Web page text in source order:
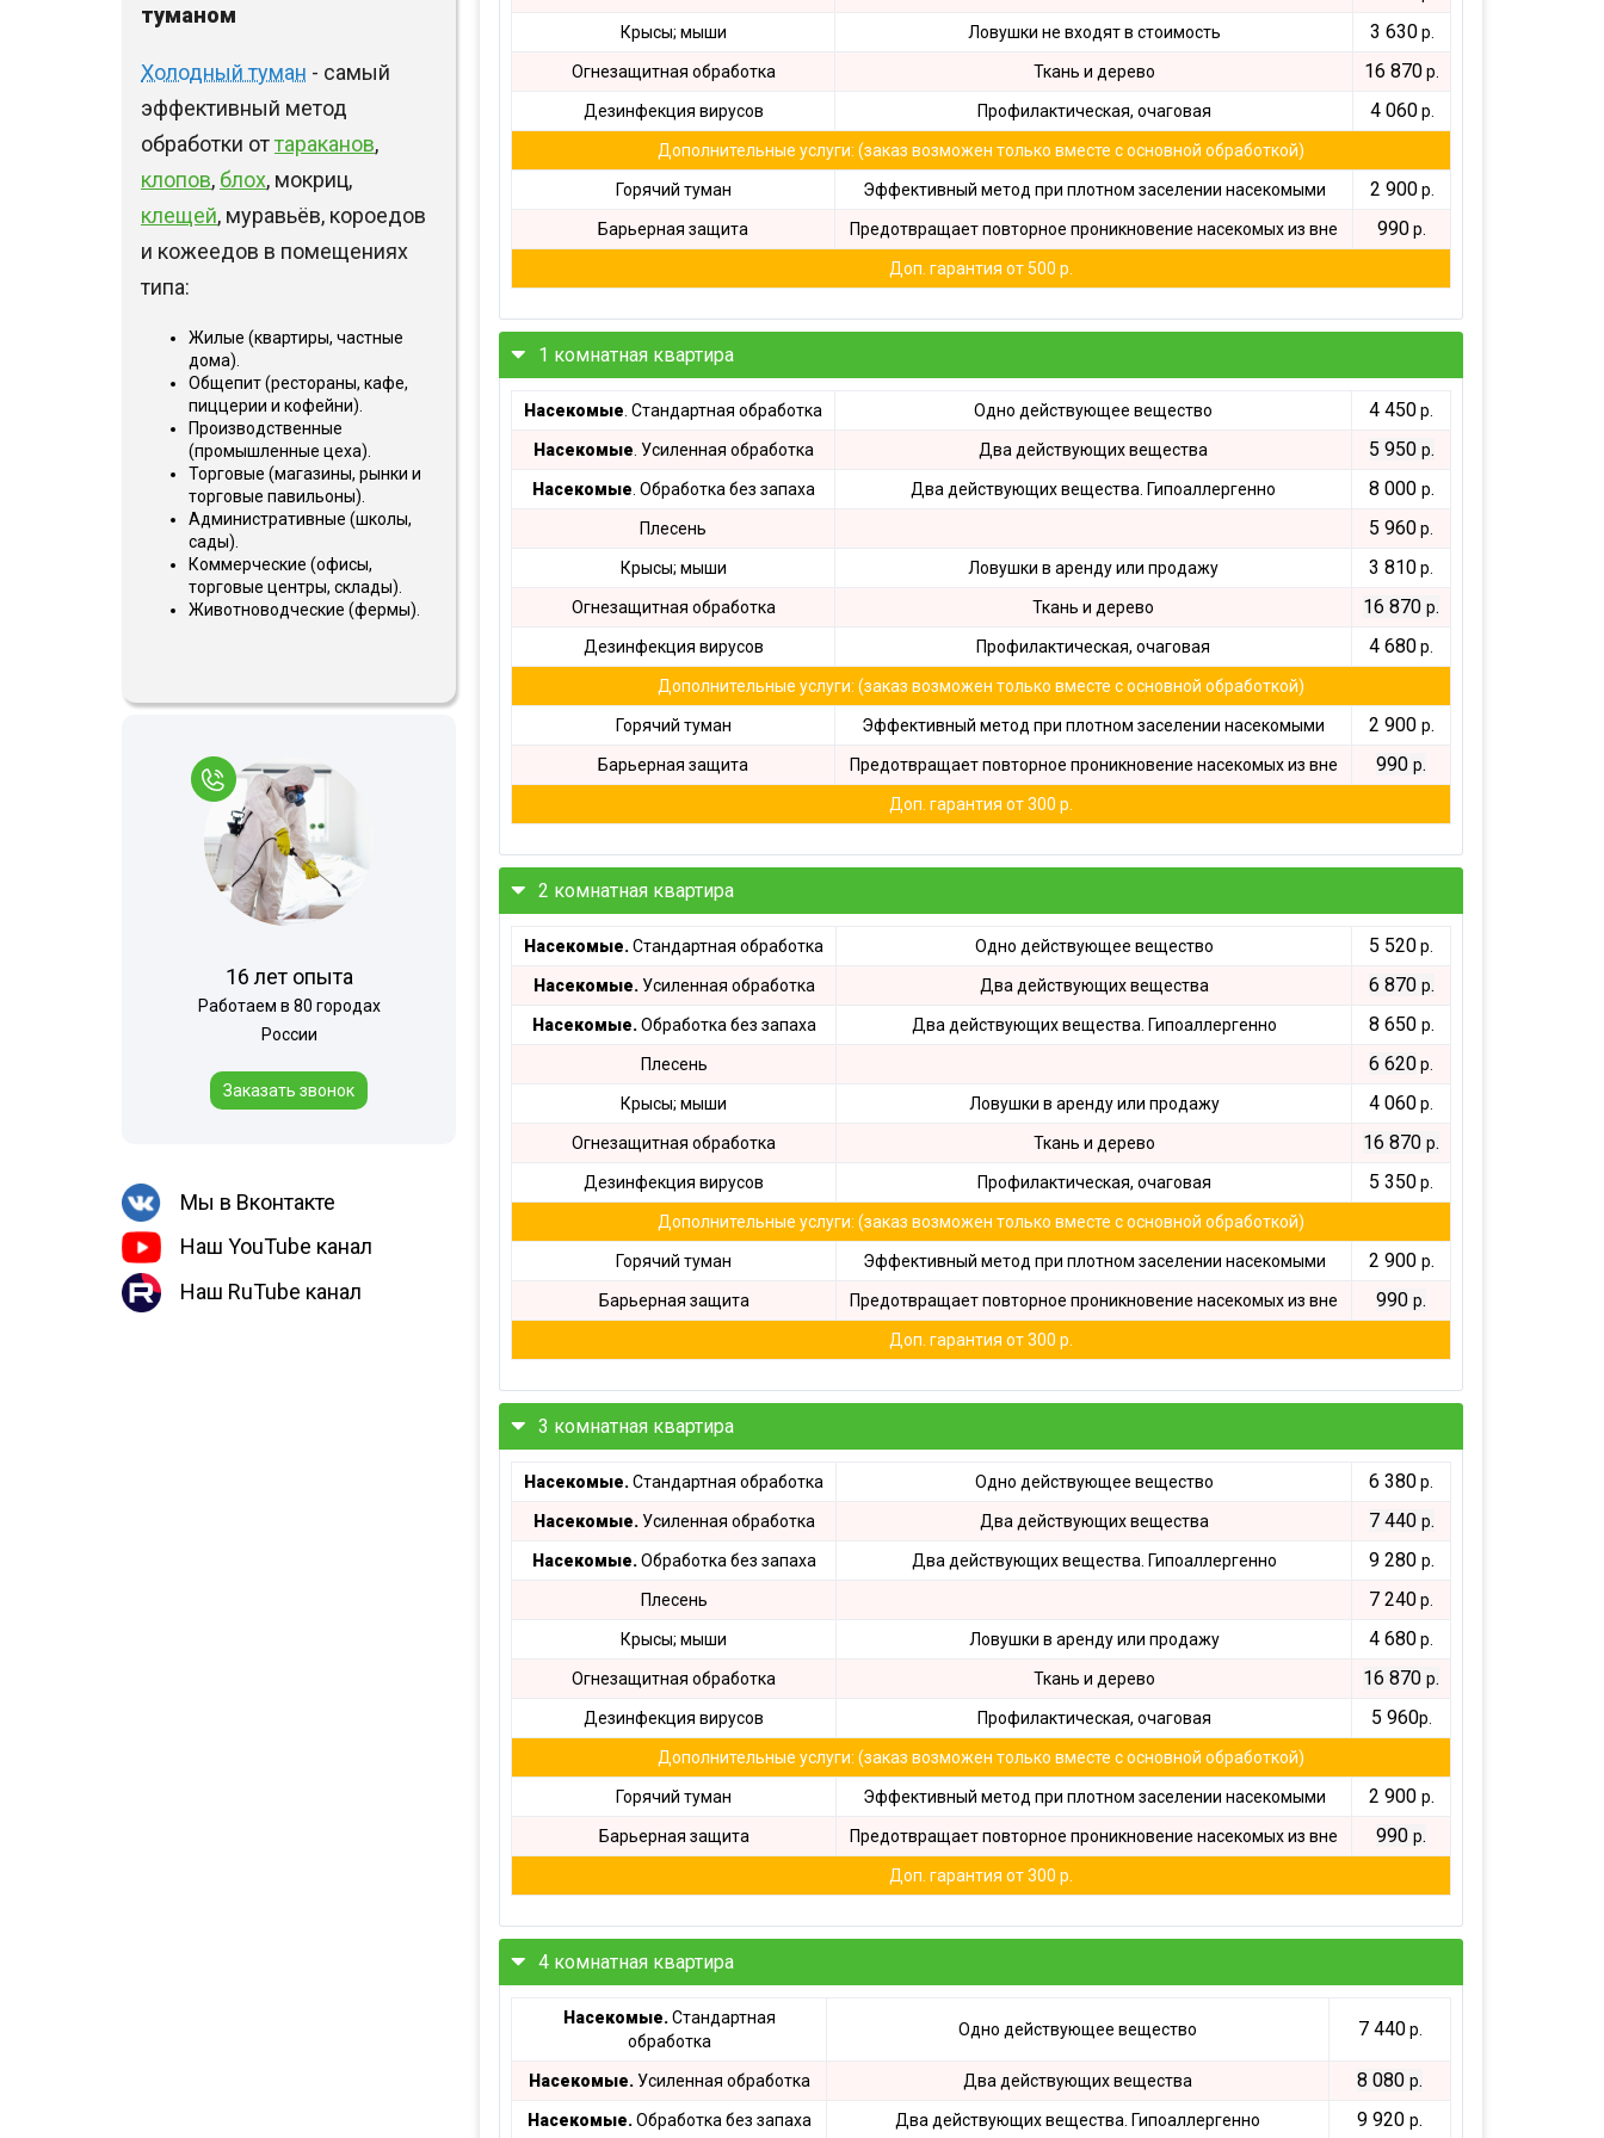
Шершни
Дезинсекция помещений
Чешуйницы
Многоквартирный дом
Обработка кондитерского
цеха
Дезинфекция вагонов
Дезинфекция
холодильников
туманом
Холодный туман - самый
эффективный метод
обработки оттараканов,
клопов, блох, мокриц,
клещей, муравьёв, короедов
и кожеедов в помещениях
типа:
Жилые (квартиры, частные
дома).
Общепит (рестораны, кафе,
пиццерии и кофейни).
Производственные
(промышленные цеха).
Торговые (магазины, рынки и
торговые павильоны).
Административные (школы,
сады).
Коммерческие (офисы,
торговые центры, склады).
Животноводческие (фермы).
16 лет опыта
Работаем в 80 городах
России
Заказать звонок
Мы в Вконтакте
Наш YouTube канал
Наш RuTube канал
Крысы; мыши Ловушки не входят в стоимость 3 630р.
Огнезащитная обработка Ткань и дерево 16 870р.
Дезинфекция вирусов Профилактическая, очаговая 4 060р.
Дополнительные услуги: (заказ возможен только вместе с основной обработкой)
Горячий туман Эффективный метод при плотном заселении насекомыми 2 900р.
Барьерная защита Предотвращает повторное проникновение насекомых из вне 990р.
Доп. гарантия от 500 р.
1 комнатная квартира
Насекомые . Стандартная обработка Одно действующее вещество 4 450р.
Насекомые . Усиленная обработка Два действующих вещества 5 950 р.
Насекомые . Обработка без запаха Два действующих вещества. Гипоаллергенно 8 000 р.
Плесень 5 960р.
Крысы; мыши Ловушки в аренду или продажу 3 810р.
Огнезащитная обработка Ткань и дерево 16 870 р.
Дезинфекция вирусов Профилактическая, очаговая 4 680р.
Дополнительные услуги: (заказ возможен только вместе с основной обработкой)
Горячий туман Эффективный метод при плотном заселении насекомыми 2 900 р.
Барьерная защита Предотвращает повторное проникновение насекомых из вне 990 р.
Доп. гарантия от 300 р.
2 комнатная квартира
Насекомые.Стандартная обработка Одно действующее вещество 5 520р.
Насекомые. Усиленная обработка Два действующих вещества 6 870 р.
Насекомые.Обработка без запаха Два действующих вещества. Гипоаллергенно 8 650 р.
Плесень 6 620р.
Крысы; мыши Ловушки в аренду или продажу 4 060р.
Огнезащитная обработка Ткань и дерево 16 870 р.
Дезинфекция вирусов Профилактическая, очаговая 5 350р.
Дополнительные услуги: (заказ возможен только вместе с основной обработкой)
Горячий туман Эффективный метод при плотном заселении насекомыми 2 900 р.
Барьерная защита Предотвращает повторное проникновение насекомых из вне 990 р.
Доп. гарантия от 300 р.
3 комнатная квартира
Насекомые.Стандартная обработка Одно действующее вещество 6 380р.
Насекомые.Усиленная обработка Два действующих вещества 7 440 р.
Насекомые.Обработка без запаха Два действующих вещества. Гипоаллергенно 9 280 р.
Плесень 7 240р.
Крысы; мыши Ловушки в аренду или продажу 4 680р.
Огнезащитная обработка Ткань и дерево 16 870 р.
Дезинфекция вирусов Профилактическая, очаговая 5 960р.
Дополнительные услуги: (заказ возможен только вместе с основной обработкой)
Горячий туман Эффективный метод при плотном заселении насекомыми 2 900 р.
Барьерная защита Предотвращает повторное проникновение насекомых из вне 990 р.
Доп. гарантия от 300 р.
4 комнатная квартира
Насекомые.Стандартная
обработка
Одно действующее вещество 7 440р.
Насекомые.Усиленная обработка Два действующих вещества 8 080 р.
Насекомые.Обработка без запаха Два действующих вещества. Гипоаллергенно 9 920 р.